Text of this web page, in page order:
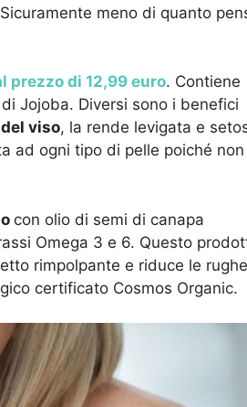
Sicuramente meno di quanto
prezzo di 12,99 euro. Contiene
Jojoba. Diversi sono i benefici
viso, la rende levigata e
ad ogni tipo di pelle poiché non
con olio di semi di canapa
Omega 3 e 6. Questo
rimpolpante e riduce le
certificato Cosmos Organic.